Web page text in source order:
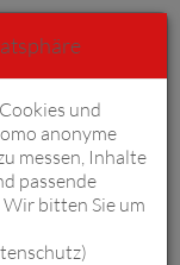
0
und
anonyme
messen, Inhalte
passende
bitten Sie um
)